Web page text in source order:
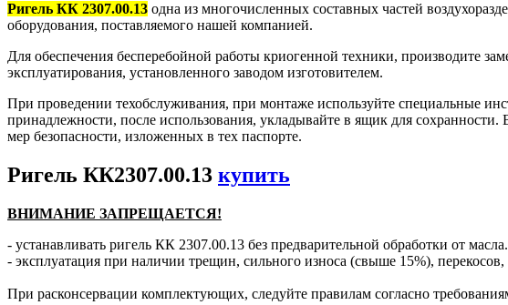
Ригель КК 2307.00.13 одна из многочисленных составных частей
оборудования, поставляемого нашей компанией.
Для обеспечения бесперебойной работы криогенной техники, производите
эксплуатирования, установленного заводом изготовителем.
При проведении техобслуживания, при монтаже используйте специальные
принадлежности, после использования, укладывайте в ящик для сохранности.
мер безопасности, изложенных в тех паспорте.
Ригель КК2307.00.13 купить
ВНИМАНИЕ ЗАПРЕЩАЕТСЯ!
- устанавливать ригель КК 2307.00.13 без предварительной обработки от масла.
- эксплуатация при наличии трещин, сильного износа (свыше 15%),
При расконсервации комплектующих, следуйте правилам согласно